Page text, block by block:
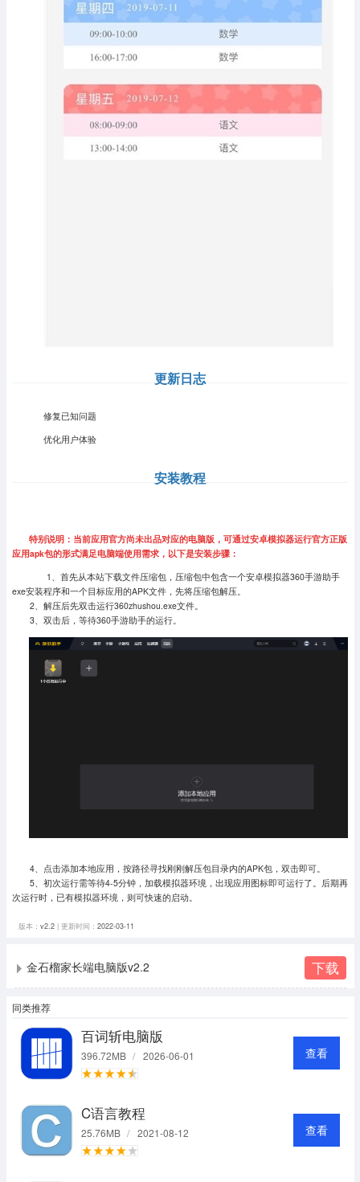
更新日志
修复已知问题
优化用户体验
安装教程
特别说明：当前应用官方尚未出品对应的电脑版，可通过安卓模拟器运行官方正版
应用apk包的形式满足电脑端使用需求，以下是安装步骤：
1、首先从本站下载文件压缩包，压缩包中包含一个安卓模拟器360手游助手
exe安装程序和一个目标应用的APK文件，先将压缩包解压。
2、解压后先双击运行360zhushou.exe文件。
3、双击后，等待360手游助手的运行。
4、点击添加本地应用，按路径寻找刚刚解压包目录内的APK包，双击即可。
5、初次运行需等待4-5分钟，加载模拟器环境，出现应用图标即可运行了。 后期再
次运行时，已有模拟器环境，则可快速的启动。
版本： v2.2| 更新时间： 2022-03-11
金石榴家长端电脑版v2.2 下载
同类推荐
百词斩电脑版
396.72MB / 2026-06-01 查看
C语言教程
25.76MB / 2021-08-12 查看